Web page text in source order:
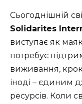
Сьогоднішній
Solidarites
виступає як маяк
потребує
виживання,
іноді – єдиним
ресурсів. Коли